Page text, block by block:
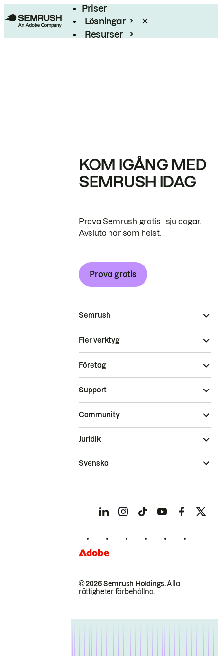
Priser
Lösningar
Resurser
KOM IGÅNG MED
SEMRUSH IDAG
Prova Semrush gratis i sju dagar.
Avsluta när som helst.
Prova gratis
Semrush
Fler verktyg
Företag
Support
Community
© 2026 Semrush Holdings.Alla
rättigheter förbehållna.
Juridik
Svenska